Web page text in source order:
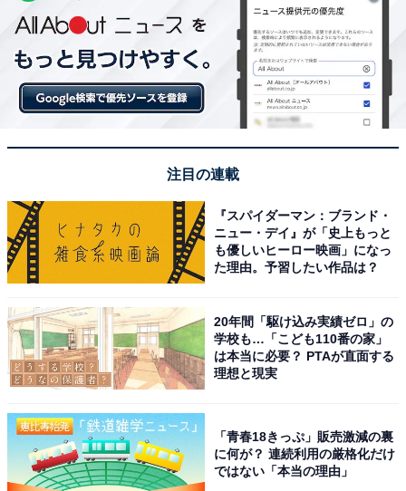
注目の連載
『スパイダーマン：ブランド・
ニュー・デイ』が「史上もっと
も優しいヒーロー映画」になっ
た理由。予習したい作品は？
20年間「駆け込み実績ゼロ」の
学校も…「こども110番の家」
は本当に必要？ PTAが直面する
理想と現実
「青春18きっぷ」販売激減の裏
に何が？ 連続利用の厳格化だけ
ではない「本当の理由」